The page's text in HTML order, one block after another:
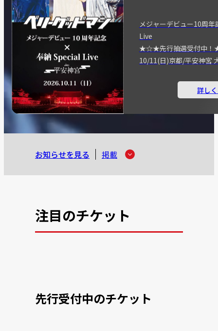
メジャーデビュー10周
Live
★☆★先行抽選受付中
10/11(日)京都/平安神宮
詳し
お知らせを見る 掲載
注目のチケット
先行受付中のチケット